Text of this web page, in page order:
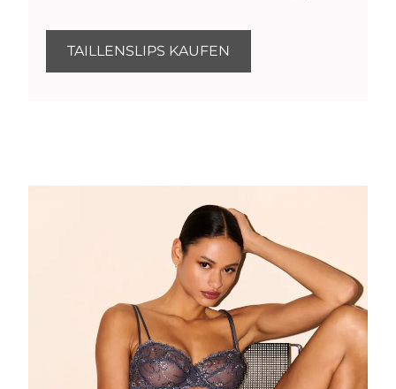
TAILLENSLIPS KAUFEN